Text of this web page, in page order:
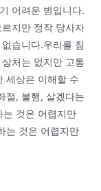
어려운 병입니다.
지만 정작 당사자
습니다.우리를 침
처는 없지만 고통
세상은 이해할 수
절, 불행, 살겠다는
는 것은 어렵지만
는 것은 어렵지만